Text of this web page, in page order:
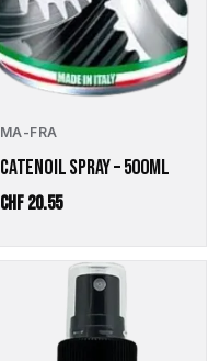
MA-FRA
CATENOIL SPRAY – 500ML
CHF20.55